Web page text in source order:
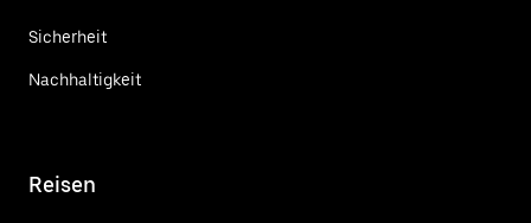
Sicherheit
Nachhaltigkeit
Reisen